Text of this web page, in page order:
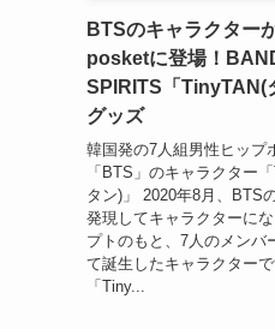
BTSのキャラクター
posketに登場！
SPIRITS「TinyTAN(
グッズ
韓国発の7人組男性ヒップ
「BTS」のキャラクター
タン)」 2020年8月、BTS
発現してキャラクターに
プトのもと、7人のメンバ
て誕生したキャラクター
「Tiny...